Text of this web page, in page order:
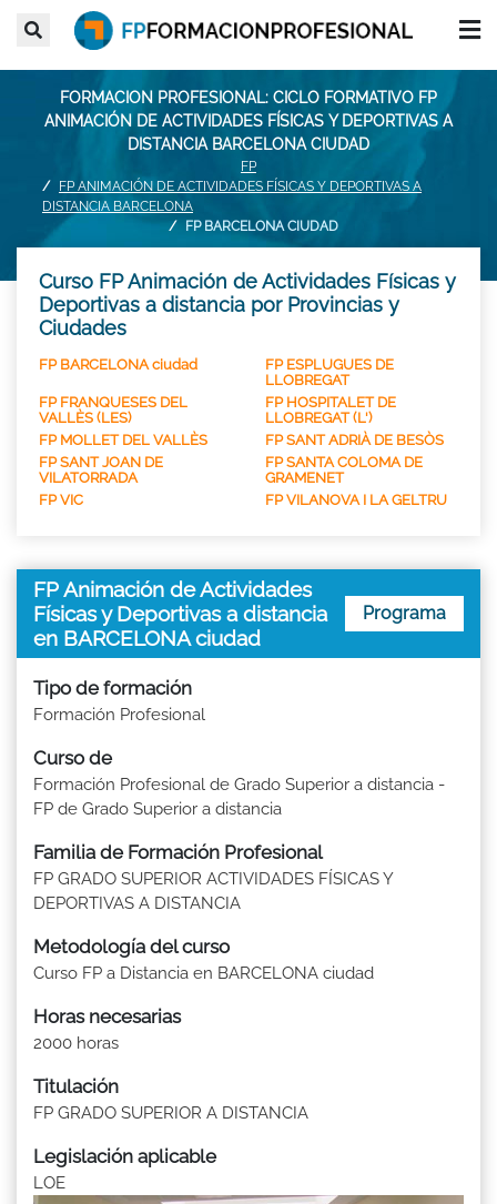
FORMACION PROFESIONAL: CICLO FORMATIVO FP
ANIMACIÓN DE ACTIVIDADES FÍSICAS Y DEPORTIVAS A
DISTANCIA BARCELONA CIUDAD
FP
FP ANIMACIÓN DE ACTIVIDADES FÍSICAS Y DEPORTIVAS A
DISTANCIA BARCELONA
FP BARCELONA CIUDAD
Curso FP Animación de Actividades Físicas y
Deportivas a distancia por Provincias y
Ciudades
FP BARCELONA ciudad
FP ESPLUGUES DE
LLOBREGAT
FP FRANQUESES DEL
VALLÈS (LES)
FP HOSPITALET DE
LLOBREGAT (L')
FP MOLLET DEL VALLÈS
FP SANT ADRIÀ DE BESÒS
FP SANT JOAN DE
VILATORRADA
FP SANTA COLOMA DE
GRAMENET
FP VIC
FP VILANOVA I LA GELTRU
FP Animación de Actividades
Físicas y Deportivas a distancia
en BARCELONA ciudad
Programa
Tipo de formación
Formación Profesional
Curso de
Formación Profesional de Grado Superior a distancia -
FP de Grado Superior a distancia
Familia de Formación Profesional
FP GRADO SUPERIOR ACTIVIDADES FÍSICAS Y
DEPORTIVAS A DISTANCIA
Metodología del curso
Curso FP a Distancia en BARCELONA ciudad
Horas necesarias
2000 horas
Titulación
FP GRADO SUPERIOR A DISTANCIA
Legislación aplicable
LOE